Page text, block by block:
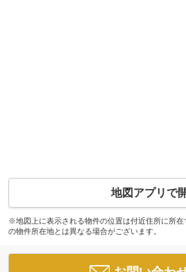
地図アプリで
※地図上に表示される物件の位置は付近住所に所
の物件所在地とは異なる場合がございます。